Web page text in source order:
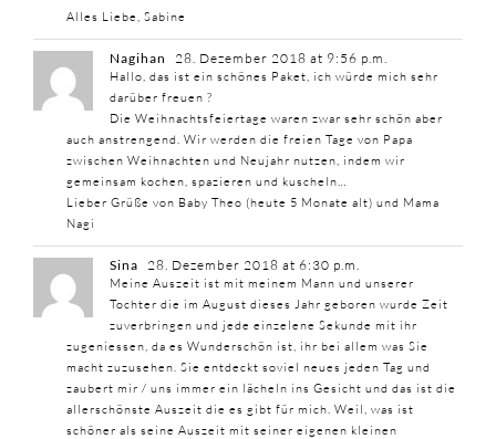
Alles Liebe, Sabine
Nagihan 28. Dezember 2018 at 9:56 p.m.
Hallo, das ist ein schönes Paket, ich würde mich sehr
darüber freuen ?
Die Weihnachtsfeiertage waren zwar sehr schön aber
auch anstrengend. Wir werden die freien Tage von Papa
zwischen Weihnachten und Neujahr nutzen, indem wir
gemeinsam kochen, spazieren und kuscheln…
Lieber Grüße von Baby Theo (heute 5 Monate alt) und Mama
Nagi
Sina 28. Dezember 2018 at 6:30 p.m.
Meine Auszeit ist mit meinem Mann und unserer
Tochter die im August dieses Jahr geboren wurde Zeit
zuverbringen und jede einzelene Sekunde mit ihr
zugeniessen, da es Wunderschön ist, ihr bei allem was Sie
macht zuzusehen. Sie entdeckt soviel neues jeden Tag und
zaubert mir / uns immer ein lächeln ins Gesicht und das ist die
allerschönste Auszeit die es gibt für mich. Weil, was ist
schöner als seine Auszeit mit seiner eigenen kleinen